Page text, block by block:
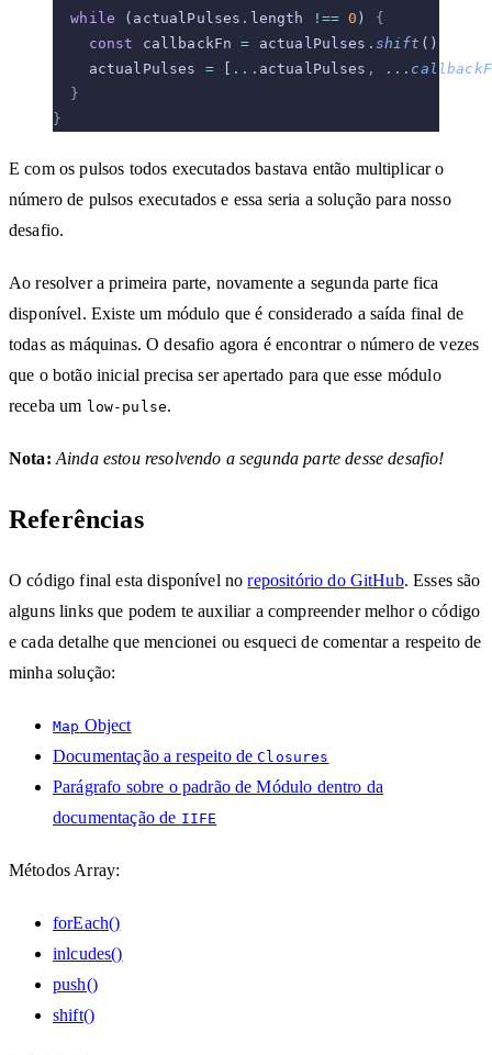
  while
(actualPulses . length !== 0 ) {
    const
callbackFn = actualPulses . shift ()
    actualPulses
= [ ... actualPulses , ...
  }
}
E com os pulsos todos executados bastava então multiplicar o
número de pulsos executados e essa seria a solução para nosso
desafio.
Ao resolver a primeira parte, novamente a segunda parte fica
disponível. Existe um módulo que é considerado a saída final de
todas as máquinas. O desafio agora é encontrar o número de vezes
que o botão inicial precisa ser apertado para que esse módulo
receba um low-pulse.
Nota: Ainda estou resolvendo a segunda parte desse desafio!
Referências
O código final esta disponível norepositório do GitHub. Esses são
alguns links que podem te auxiliar a compreender melhor o código
e cada detalhe que mencionei ou esqueci de comentar a respeito de
minha solução:
Map Object
Documentação a respeito deClosures
Parágrafo sobre o padrão de Módulo dentro da
documentação de IIFE
Métodos Array:
forEach()
inlcudes()
push()
shift()